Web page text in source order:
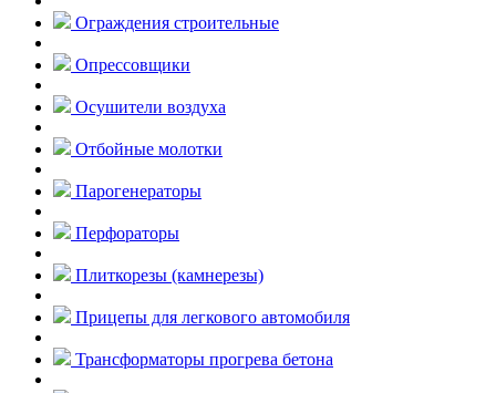
Ограждения строительные
Опрессовщики
Осушители воздуха
Отбойные молотки
Парогенераторы
Перфораторы
Плиткорезы (камнерезы)
Прицепы для легкового автомобиля
Трансформаторы прогрева бетона